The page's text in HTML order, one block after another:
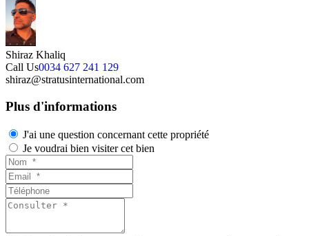
Shiraz Khaliq
Call Us0034 627 241 129
shiraz@stratusinternational.com
Plus d'informations
J'ai une question concernant cette propriété
Je voudrai bien visiter cet bien